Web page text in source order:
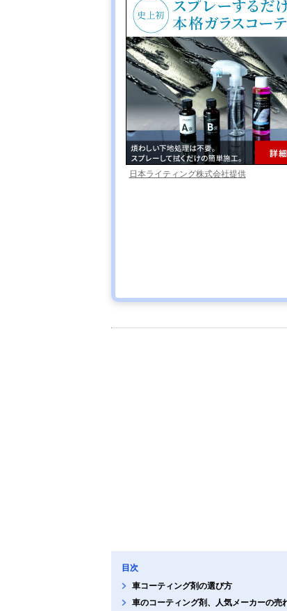
日本ライティング株式会社提供
目次
車コーティング剤の選び方
車のコーティング剤、人気メーカーの売